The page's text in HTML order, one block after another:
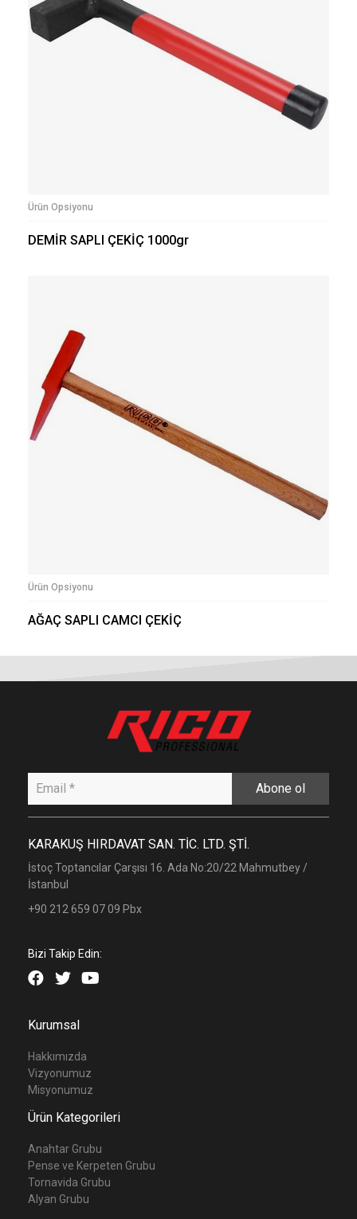
Ürün Opsiyonu
DEMİR SAPLI ÇEKİÇ 1000gr
Ürün Opsiyonu
AĞAÇ SAPLI CAMCI ÇEKİÇ
Abone ol
KARAKUŞ HIRDAVAT SAN. TİC. LTD. ŞTİ.
İstoç Toptancılar Çarşısı 16. Ada No:20/22 Mahmutbey /
İstanbul
+90 212 659 07 09 Pbx
Bizi Takip Edin:
Kurumsal
Hakkımızda
Vizyonumuz
Misyonumuz
Ürün Kategorileri
Anahtar Grubu
Pense ve Kerpeten Grubu
Tornavida Grubu
Alyan Grubu